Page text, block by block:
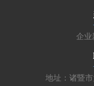
企业
地址：诸暨